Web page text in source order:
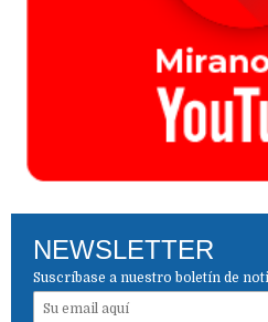
NEWSLETTER
Suscríbase a nuestro boletín de